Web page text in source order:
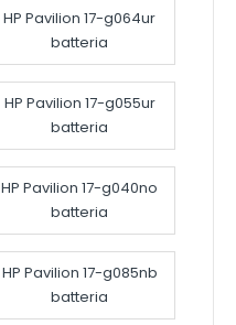
HP Pavilion 17-g064ur
batteria
HP Pavilion 17-g055ur
batteria
HP Pavilion 17-g040no
batteria
HP Pavilion 17-g085nb
batteria